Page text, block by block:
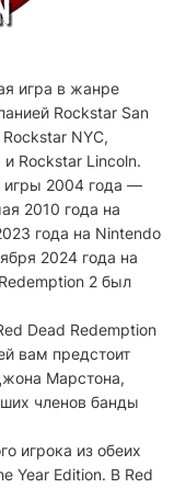
игра в жанре
Rockstar San
NYC,
Rockstar Lincoln.
игры 2004 года —
2010 года на
года на Nintendo
2024 года на
2 был
Dead Redemption
вам предстоит
Марстона,
членов банды
игрока из обеих
Year Edition. В Red